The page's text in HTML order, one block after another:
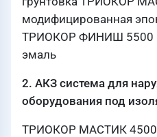
модифицированная
ТРИОКОР ФИНИШ 5500
эмаль
2. АКЗ система для
оборудования под
ТРИОКОР МАСТИК 4500